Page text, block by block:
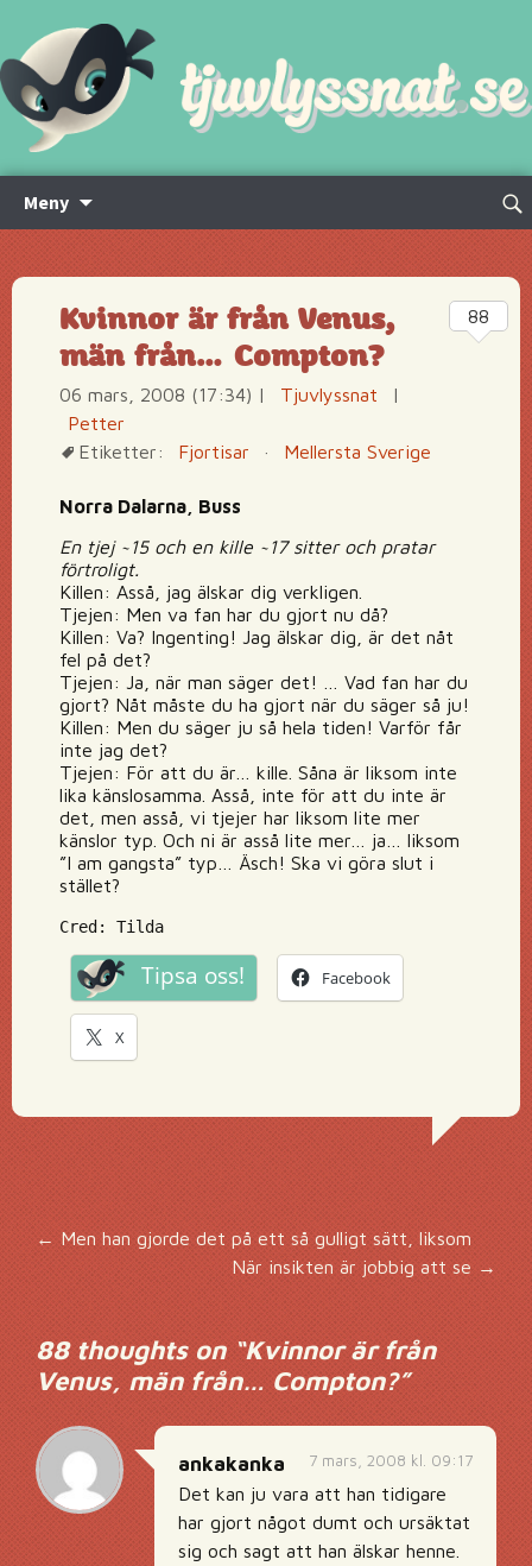
Meny
innehåll
Sök
Kvinnor är från Venus,
män från… Compton?
06 mars, 2008 (17:34) | Tjuvlyssnat
|
Petter
Etiketter:
Fjortisar · Mellersta Sverige
Norra Dalarna, Buss
En tjej ~15 och en kille ~17 sitter och pratar
förtroligt.
Killen: Asså, jag älskar dig verkligen.
Tjejen: Men va fan har du gjort nu då?
Killen: Va? Ingenting! Jag älskar dig, är det nåt
fel på det?
Tjejen: Ja, när man säger det! … Vad fan har du
gjort? Nåt måste du ha gjort när du säger så ju!
Killen: Men du säger ju så hela tiden! Varför får
inte jag det?
Tjejen: För att du är… kille. Såna är liksom inte
lika känslosamma. Asså, inte för att du inte är
det, men asså, vi tjejer har liksom lite mer
känslor typ. Och ni är asså lite mer… ja… liksom
”I am gangsta” typ… Äsch! Ska vi göra slut i
stället?
Cred: Tilda
Tipsa oss! Facebook
X
88
Inläggsnavigering
←Men han gjorde det på ett så gulligt sätt, liksom
När insikten är jobbig att se →
88 thoughts on “Kvinnor är från
Venus, män från… Compton?”
7 mars, 2008 kl. 09:17
ankakanka
Det kan ju vara att han tidigare
har gjort något dumt och ursäktat
sig och sagt att han älskar henne.